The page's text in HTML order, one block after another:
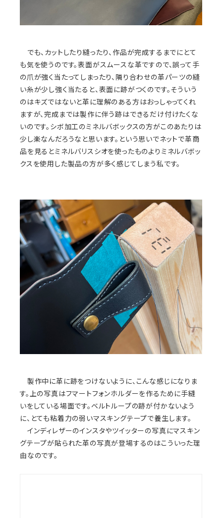
でも、カットしたり縫ったり、作品が完成するまでにとて
も気を使うのです。表面がスムースな革ですので、誤って手
の爪が強く当たってしまったり、隣り合わせの革パーツの縫
い糸が少し強く当たると、表面に跡がつくのです。そういう
のはキズではないと革に理解のある方はおっしゃってくれ
ますが、完成までは製作に伴う跡はできるだけ付けたくな
いのです。シボ加工のミネルバボックスの方がこのあたりは
少し楽なんだろうなと思います。という思いでネットで革商
品を見るとミネルバリスシオを使ったものよりミネルバボッ
クスを使用した製品の方が多く感じてしまう私です。
製作中に革に跡をつけないように、こんな感じになりま
す。上の写真はフマートフォンホルダーを作るために手縫
いをしている場面です。ベルトループの跡が付かないよう
に、とても粘着力の弱いマスキングテープで養生します。
インディレザーのインスタやツイッターの写真にマスキン
グテープが貼られた革の写真が登場するのはこういった理
由なのです。